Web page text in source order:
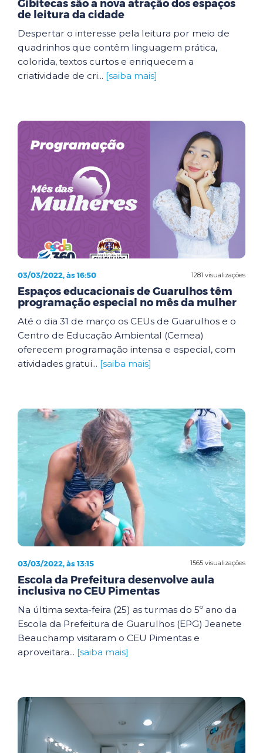
Gibitecas são a nova atração dos espaços
de leitura da cidade
Despertar o interesse pela leitura por meio de
quadrinhos que contêm linguagem prática,
colorida, textos curtos e enriquecem a
criatividade de cri... [saiba mais]
1281 visualizações
03/03/2022, às 16:50
Espaços educacionais de Guarulhos têm
programação especial no mês da mulher
Até o dia 31 de março os CEUs de Guarulhos e o
Centro de Educação Ambiental (Cemea)
oferecem programação intensa e especial, com
atividades gratui... [saiba mais]
1565 visualizações
03/03/2022, às 13:15
Escola da Prefeitura desenvolve aula
inclusiva no CEU Pimentas
Na última sexta-feira (25) as turmas do 5º ano da
Escola da Prefeitura de Guarulhos (EPG) Jeanete
Beauchamp visitaram o CEU Pimentas e
aproveitara... [saiba mais]